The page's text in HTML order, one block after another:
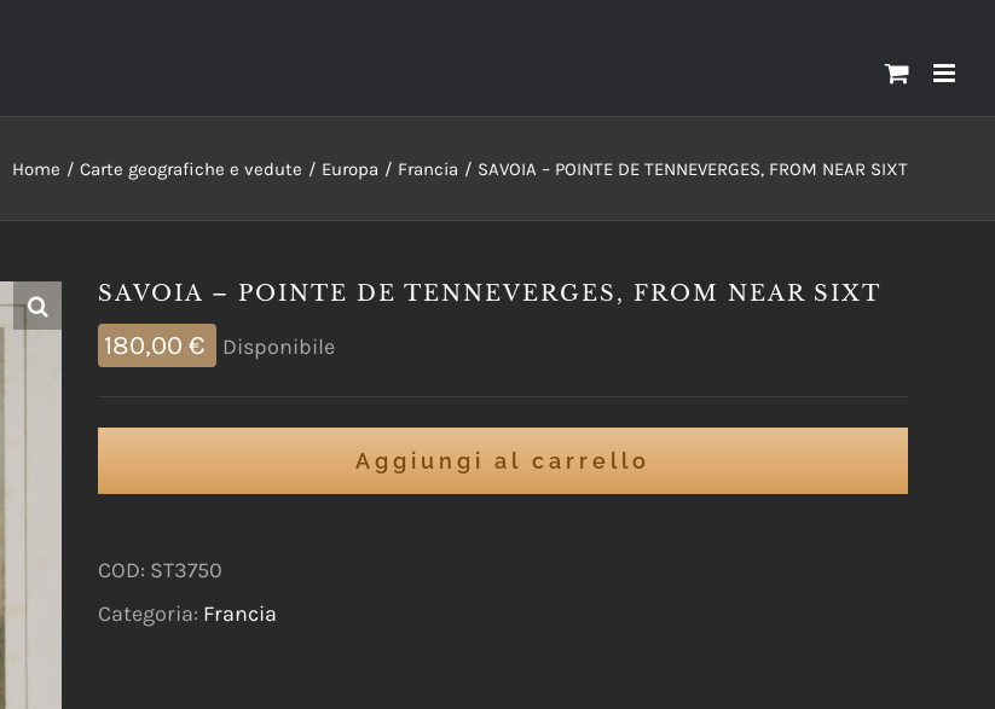
Home Carte geografiche e vedute Europa Francia SAVOIA – POINTE DE TENNEVERGES, FROM NEAR SIXT
SAVOIA – POINTE DE TENNEVERGES, FROM NEAR SIXT
180,00 € Disponibile
Aggiungi al carrello
COD: ST3750
Categoria: Francia